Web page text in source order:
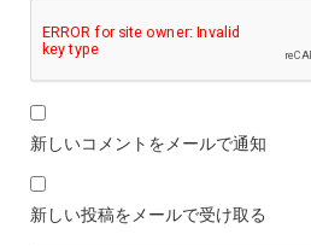
新しいコメントをメールで通知
新しい投稿をメールで受け取る